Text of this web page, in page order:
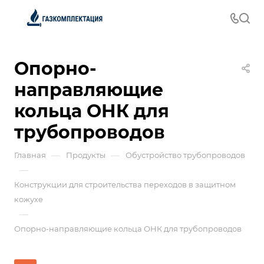
Опорно-
направляющие
кольца ОНК для
трубопроводов
Главная — Продукты — Обустройство трубопроводов
—
Конструкции для строительства переходов в защитном
кожухе
—
Опорно-направляющие кольца ОНК для трубопроводов